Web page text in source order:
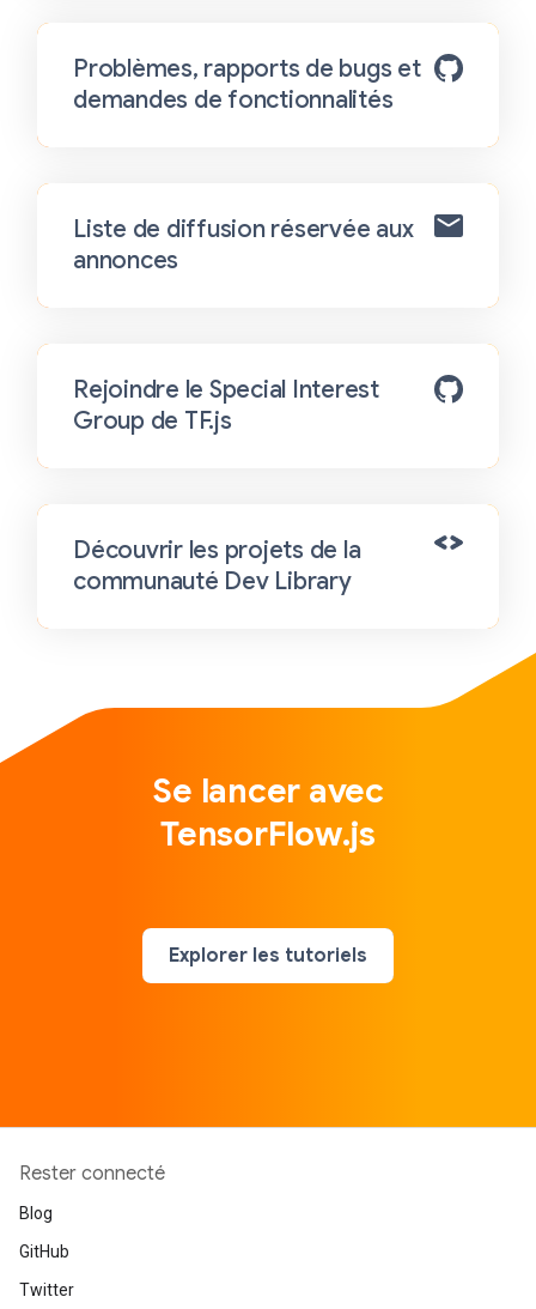
Problèmes, rapports de bugs et
demandes de fonctionnalités
Liste de diffusion réservée aux
annonces
Rejoindre le Special Interest
Group de TF.js
Découvrir les projets de la
communauté Dev Library
Se lancer avec
TensorFlow.js
Explorer les tutoriels
Rester connecté
Blog
GitHub
Twitter